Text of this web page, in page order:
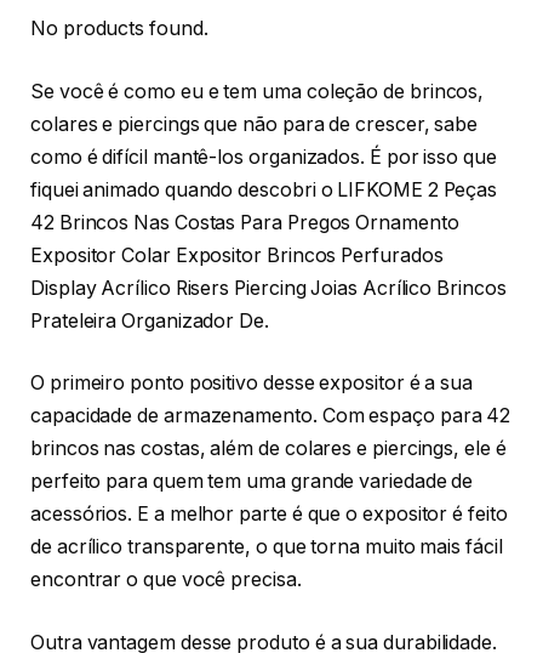
No products found.
Se você é como eu e tem uma coleção de brincos,
colares e piercings que não para de crescer, sabe
como é difícil mantê-los organizados. É por isso que
fiquei animado quando descobri o LIFKOME 2 Peças
42 Brincos Nas Costas Para Pregos Ornamento
Expositor Colar Expositor Brincos Perfurados
Display Acrílico Risers Piercing Joias Acrílico Brincos
Prateleira Organizador De.
O primeiro ponto positivo desse expositor é a sua
capacidade de armazenamento. Com espaço para 42
brincos nas costas, além de colares e piercings, ele é
perfeito para quem tem uma grande variedade de
acessórios. E a melhor parte é que o expositor é feito
de acrílico transparente, o que torna muito mais fácil
encontrar o que você precisa.
Outra vantagem desse produto é a sua durabilidade.